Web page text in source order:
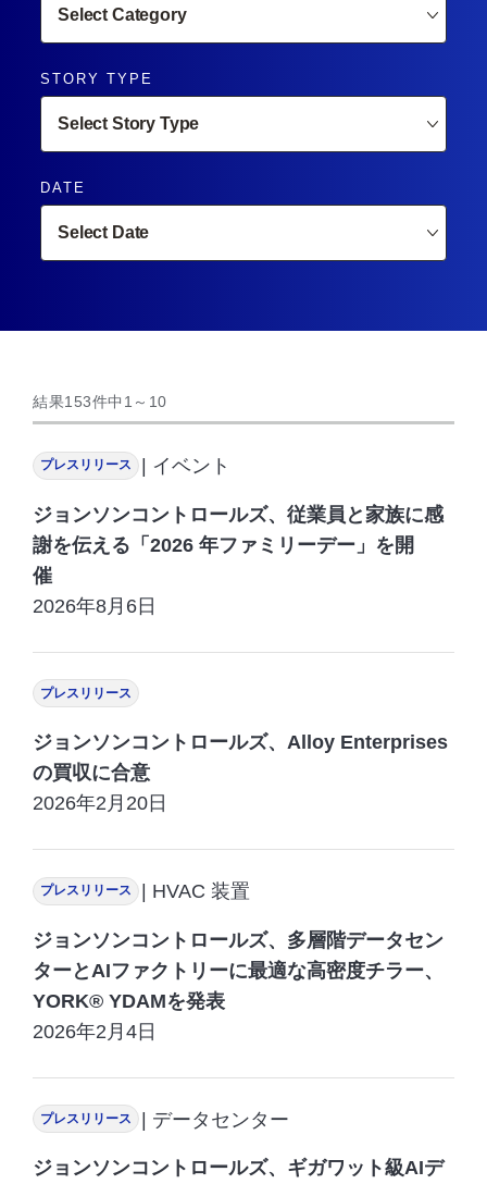
STORY TYPE
DATE
結果153件中 1 ～ 10
プレスリリース | イベント
ジョンソンコントロールズ、従業員と家族に感
謝を伝える「2026 年ファミリーデー」を開
催
2026年8月6日
プレスリリース
ジョンソンコントロールズ、Alloy Enterprises
の買収に合意
2026年2月20日
プレスリリース | HVAC 装置
ジョンソンコントロールズ、多層階データセン
ターとAIファクトリーに最適な高密度チラー、
YORK® YDAMを発表
2026年2月4日
プレスリリース | データセンター
ジョンソンコントロールズ、ギガワット級AIデ